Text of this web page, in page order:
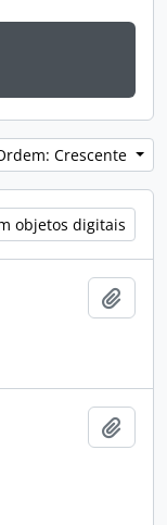
Crescente
objetos digitais